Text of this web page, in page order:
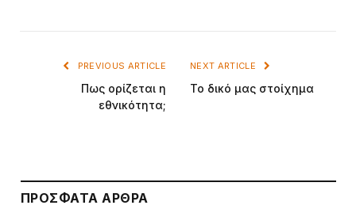
PREVIOUS ARTICLE
Πως ορίζεται η
εθνικότητα;
NEXT ARTICLE
Το δικό μας στοίχημα
ΠΡΌΣΦΑΤΑ ΆΡΘΡΑ